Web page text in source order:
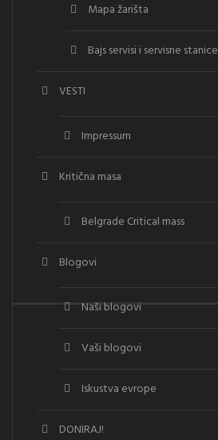
Mapa žarišta
Bajs servisi i servisne stanice
VESTI
Impressum
Kritična masa
Belgrade Critical mass
Blogovi
Naši blogovi
Vaši blogovi
Iskustva evrope
DONIRAJ!